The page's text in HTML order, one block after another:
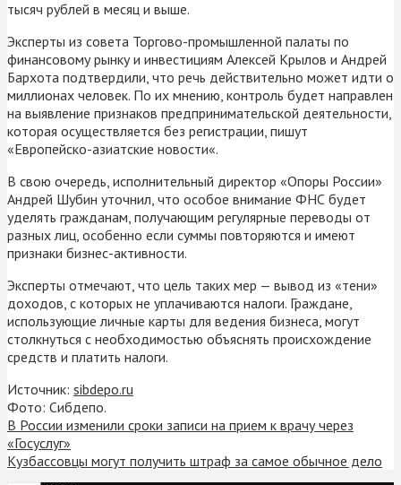
тысяч рублей в месяц и выше.
Эксперты из совета Торгово-промышленной палаты по
финансовому рынку и инвестициям Алексей Крылов и Андрей
Бархота подтвердили, что речь действительно может идти о
миллионах человек. По их мнению, контроль будет направлен
на выявление признаков предпринимательской деятельности,
которая осуществляется без регистрации, пишут
«Европейско-азиатские новости«.
В свою очередь, исполнительный директор «Опоры России»
Андрей Шубин уточнил, что особое внимание ФНС будет
уделять гражданам, получающим регулярные переводы от
разных лиц, особенно если суммы повторяются и имеют
признаки бизнес-активности.
Эксперты отмечают, что цель таких мер — вывод из «тени»
доходов, с которых не уплачиваются налоги. Граждане,
использующие личные карты для ведения бизнеса, могут
столкнуться с необходимостью объяснять происхождение
средств и платить налоги.
Источник: sibdepo.ru
Фото: Сибдепо.
В России изменили сроки записи на прием к врачу через
«Госуслуг»
Кузбассовцы могут получить штраф за самое обычное дело